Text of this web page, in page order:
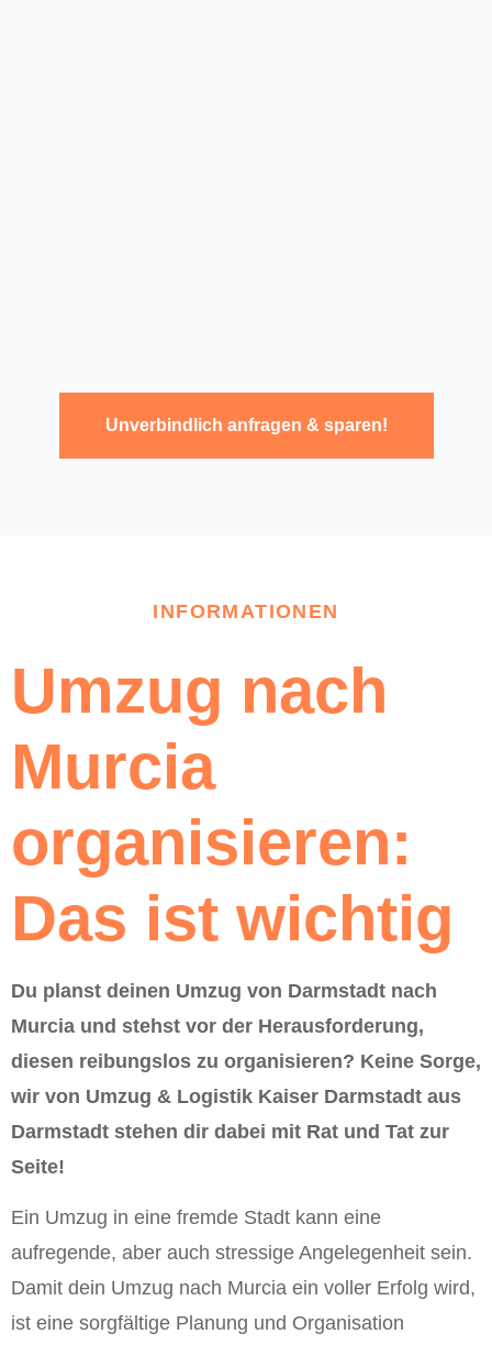
Unverbindlich anfragen & sparen!
INFORMATIONEN
Umzug nach
Murcia
organisieren:
Das ist wichtig
Du planst deinen Umzug von Darmstadt nach
Murcia und stehst vor der Herausforderung,
diesen reibungslos zu organisieren? Keine Sorge,
wir von Umzug & Logistik Kaiser Darmstadt aus
Darmstadt stehen dir dabei mit Rat und Tat zur
Seite!
Ein Umzug in eine fremde Stadt kann eine
aufregende, aber auch stressige Angelegenheit sein.
Damit dein Umzug nach Murcia ein voller Erfolg wird,
ist eine sorgfältige Planung und Organisation